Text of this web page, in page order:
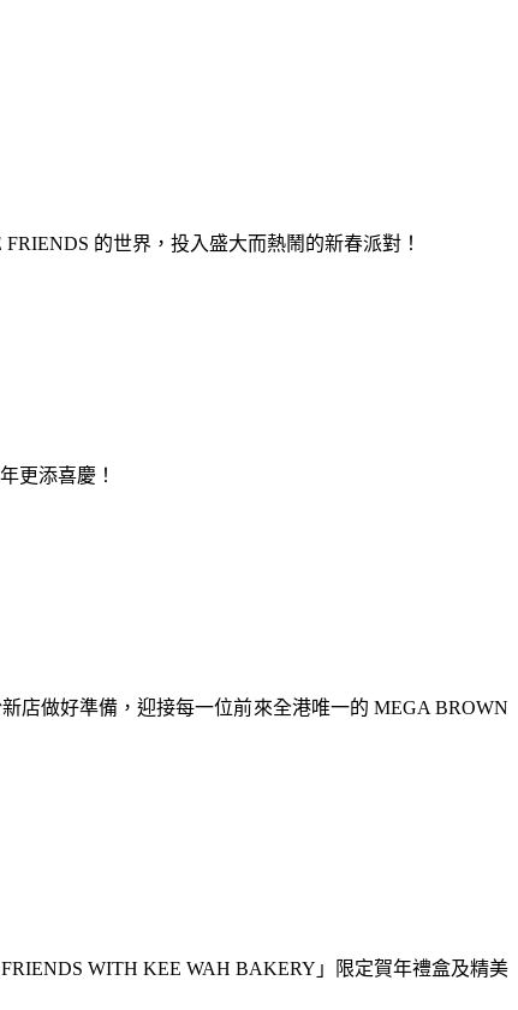
的世界，投入盛大而熱鬧的新春派對！
更添喜慶！
店做好準備，迎接每一位前來全港唯一的 MEGA BROWN
WITH KEE WAH BAKERY」限定賀年禮盒及精美